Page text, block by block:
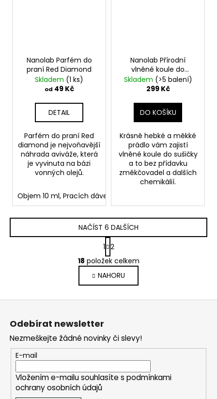
Nanolab Parfém do
praní Red Diamond
Skladem (1 ks)
od 49 Kč
DETAIL
Parfém do praní Red
diamond je nejvoňavější
náhrada aviváže, která
je vyvinuta na bázi
vonných olejů.
Objem 10 ml, Pracích dávek: 2
Nanolab Přírodní
vlněné koule do
sušičky 3 ks
Skladem (>5 balení)
299 Kč
DO KOŠÍKU
Krásně hebké a měkké
prádlo vám zajistí
vlněné koule do sušičky
a to bez přídavku
změkčovadel a dalších
chemikálií.
O
v
l
á
d
p
r
v
k
y
NAČÍST 6 DALŠÍCH
S
t
r
á
n
k
o
í
1 2
18 položek celkem
NAHORU
Odebírat newsletter
Nezmeškejte žádné novinky či slevy!
E-mail
Vložením e-mailu souhlasíte s podmínkami
ochrany osobních údajů